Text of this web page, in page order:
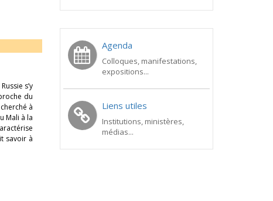
s’y
du
à
Mali à la
savoir à
Agenda
Colloques, manifestations,
expositions...
Liens utiles
Institutions, ministères,
médias...